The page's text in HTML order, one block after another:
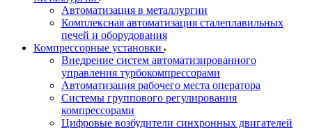
Автоматизация в металлургии
Комплексная автоматизация сталеплавильных
печей и оборудования
Компрессорные установки
Внедрение систем автоматизированного
управления турбокомпрессорами
Автоматизация рабочего места оператора
Системы группового регулирования
компрессорами
Цифровые возбудители синхронных двигателей